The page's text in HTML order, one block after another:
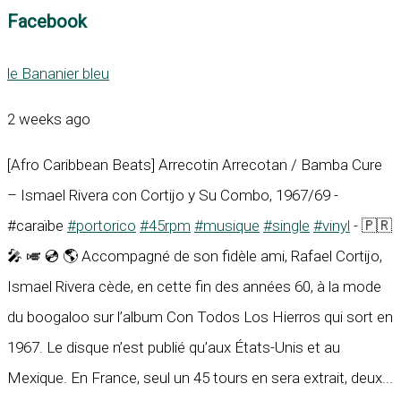
Facebook
le Bananier bleu
2 weeks ago
[Afro Caribbean Beats] Arrecotin Arrecotan / Bamba Cure
– Ismael Rivera con Cortijo y Su Combo, 1967/69 -
#caraïbe #portorico #45rpm #musique #single #vinyl - 🇵🇷
🎤 🎺 💿 🌎 Accompagné de son fidèle ami, Rafael Cortijo,
Ismael Rivera cède, en cette fin des années 60, à la mode
du boogaloo sur l’album Con Todos Los Hierros qui sort en
1967. Le disque n’est publié qu’aux États-Unis et au
Mexique. En France, seul un 45 tours en sera extrait, deux...